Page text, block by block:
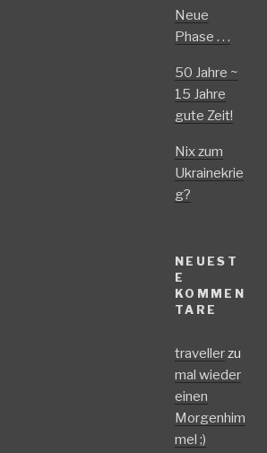
Neue
Phase . . .
50 Jahre ~
15 Jahre
gute Zeit!
Nix zum
Ukrainekrie
g?
NEUEST
E
KOMMEN
TARE
travellerzu
mal wieder
einen
Morgenhim
mel ;)